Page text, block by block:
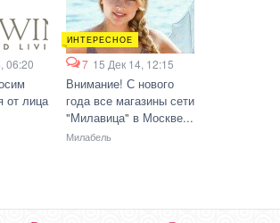
06:20
от лица
ИНТЕРЕСНОЕ
7 15 Дек 14, 12:15
Внимание! С нового
года все магазины сети
"Милавица" в Москве...
Милабель